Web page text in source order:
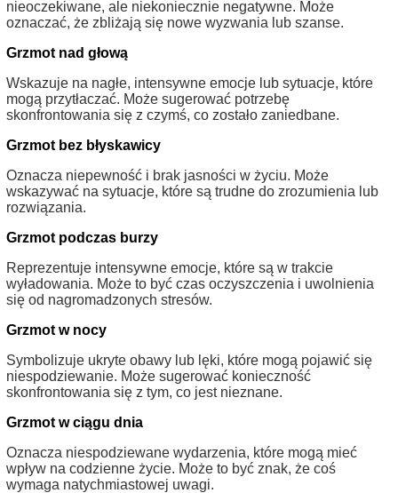
nieoczekiwane, ale niekoniecznie negatywne. Może
oznaczać, że zbliżają się nowe wyzwania lub szanse.
Grzmot nad głową
Wskazuje na nagłe, intensywne emocje lub sytuacje, które
mogą przytłaczać. Może sugerować potrzebę
skonfrontowania się z czymś, co zostało zaniedbane.
Grzmot bez błyskawicy
Oznacza niepewność i brak jasności w życiu. Może
wskazywać na sytuacje, które są trudne do zrozumienia lub
rozwiązania.
Grzmot podczas burzy
Reprezentuje intensywne emocje, które są w trakcie
wyładowania. Może to być czas oczyszczenia i uwolnienia
się od nagromadzonych stresów.
Grzmot w nocy
Symbolizuje ukryte obawy lub lęki, które mogą pojawić się
niespodziewanie. Może sugerować konieczność
skonfrontowania się z tym, co jest nieznane.
Grzmot w ciągu dnia
Oznacza niespodziewane wydarzenia, które mogą mieć
wpływ na codzienne życie. Może to być znak, że coś
wymaga natychmiastowej uwagi.